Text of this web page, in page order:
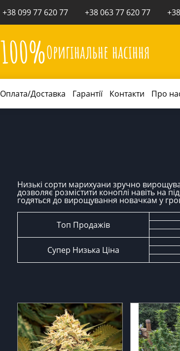
+38 099 77 620 77 +38 063 77 620 77
100%Оригінальне насіння
Оплата/Доставка Гарантії Контакти Про
Низькі сорти марихуани зручно
дозволяє розмістити коноплі навіть на
годяться до вирощування новачкам у
Топ Продажів
Супер Низька Ціна